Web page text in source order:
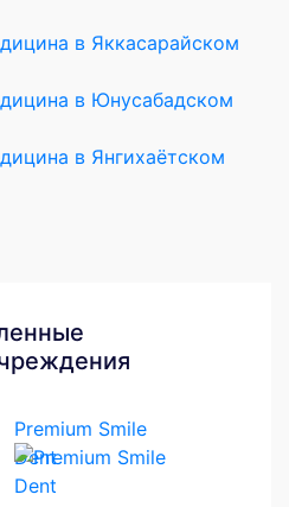
в Яккасарайском
в Юнусабадском
в Янгихаётском
Premium Smile
Dent